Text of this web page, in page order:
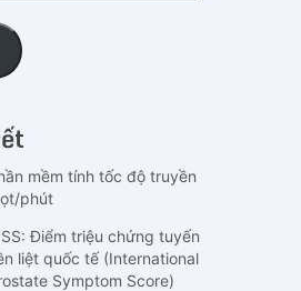
mềm tính tốc độ truyền
phút
Điểm triệu chứng tuyến
liệt quốc tế (International
Symptom Score)